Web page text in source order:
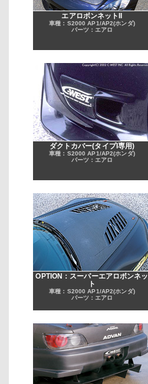
エアロボンネットII
車種：S2000 AP1/AP2(ホンダ)
パーツ：エアロ
ダクトカバー(タイプI専用)
車種：S2000 AP1/AP2(ホンダ)
パーツ：エアロ
OPTION：スーパーエアロボンネッ
ト
車種：S2000 AP1/AP2(ホンダ)
パーツ：エアロ